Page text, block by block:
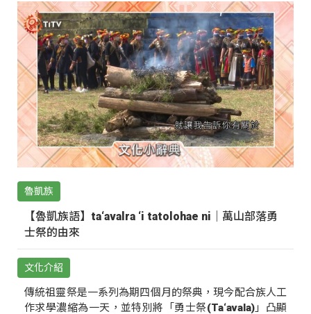
魯凱族
【魯凱族語】ta‘avalra ‘i tatolohae ni｜萬山部落勇
士祭的由來
文化介紹
傳統祖靈祭是一系列為期四個月的祭典，現今配合族人工
作求學濃縮為一天，並特別將「勇士祭(Ta‘avala)」凸顯